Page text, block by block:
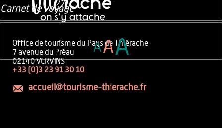
Office de tourisme du Pays de Thiérache
7 avenue du Préau
02140 VERVINS
+33 (0)3 23 91 30 10
accueil@tourisme-thierache.fr
Carnet de voyage
AAA